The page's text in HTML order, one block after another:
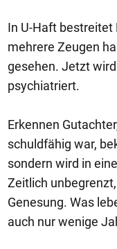
In U-Haft bestreitet
mehrere Zeugen
gesehen. Jetzt
psychiatriert.
Erkennen
schuldfähig war,
sondern wird in
Zeitlich
Genesung. Was
auch nur wenige